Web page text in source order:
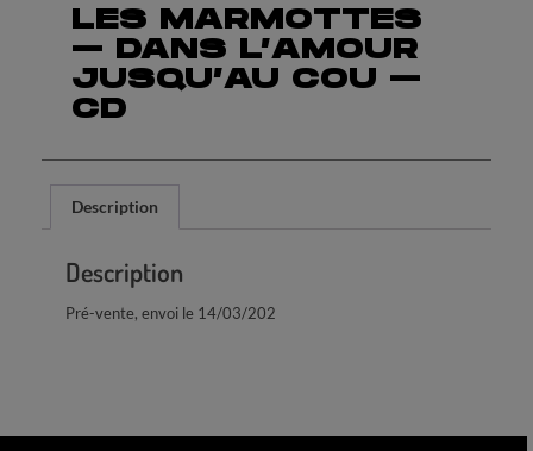
LES MARMOTTES
– DANS L’AMOUR
JUSQU’AU COU –
CD
Description
Description
Pré-vente, envoi le 14/03/202